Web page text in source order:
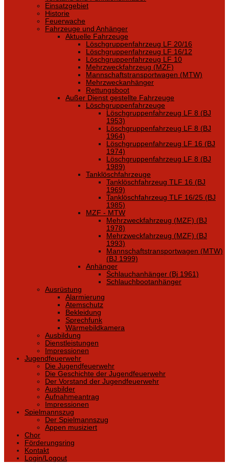
Einsatzgebiet
Historie
Feuerwache
Fahrzeuge und Anhänger
Aktuelle Fahrzeuge
Löschgruppenfahrzeug LF 20/16
Löschgruppenfahrzeug LF 16/12
Löschgruppenfahrzeug LF 10
Mehrzweckfahrzeug (MZF)
Mannschaftstransportwagen (MTW)
Mehrzweckanhänger
Rettungsboot
Außer Dienst gestellte Fahrzeuge
Löschgruppenfahrzeuge
Löschgruppenfahrzeug LF 8 (BJ
1953)
Löschgruppenfahrzeug LF 8 (BJ
1964)
Löschgruppenfahrzeug LF 16 (BJ
1974)
Löschgruppenfahrzeug LF 8 (BJ
1989)
Tanklöschfahrzeuge
Tanklöschfahrzeug TLF 16 (BJ
1969)
Tanklöschfahrzeug TLF 16/25 (BJ
1985)
MZF - MTW
Mehrzweckfahrzeug (MZF) (BJ
1978)
Mehrzweckfahrzeug (MZF) (BJ
1993)
Mannschaftstransportwagen (MTW)
(BJ 1999)
Anhänger
Schlauchanhänger (Bj 1961)
Schlauchbootanhänger
Ausrüstung
Alarmierung
Atemschutz
Bekleidung
Sprechfunk
Wärmebildkamera
Ausbildung
Dienstleistungen
Impressionen
Jugendfeuerwehr
Die Jugendfeuerwehr
Die Geschichte der Jugendfeuerwehr
Der Vorstand der Jugendfeuerwehr
Ausbilder
Aufnahmeantrag
Impressionen
Spielmannszug
Der Spielmannszug
Appen musiziert
Chor
Förderungsring
Kontakt
Login/Logout